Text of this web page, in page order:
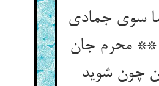
سوی جمادی
** محرم جان
چون شوید